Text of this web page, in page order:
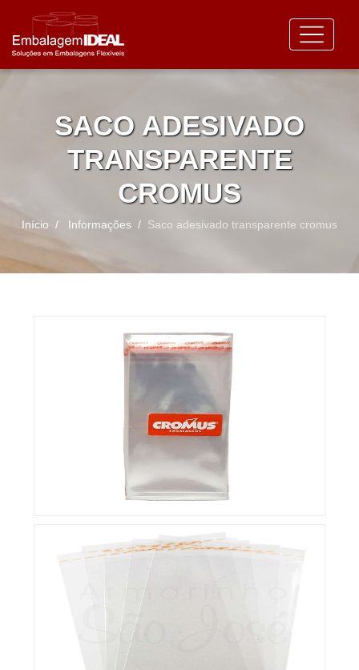
SACO ADESIVADO
TRANSPARENTE
CROMUS
Início Informações Saco adesivado transparente cromus